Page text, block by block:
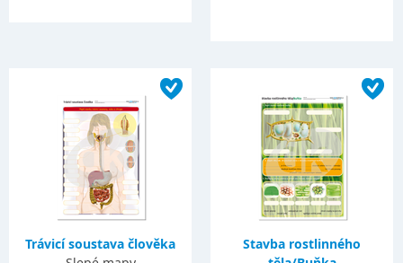
Trávicí soustava člověka
Stavba rostlinného